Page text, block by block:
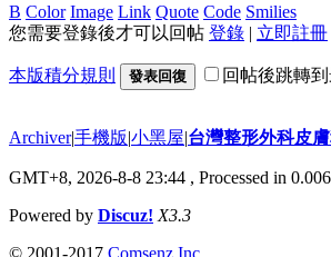
B Color Image Link Quote Code Smilies
您需要登錄後才可以回帖 登錄 | 立即註冊
本版積分規則 發表回復 回帖後跳轉
Archiver|手機版|小黑屋|台灣整形外科皮
GMT+8, 2026-8-8 23:44 , Processed in
Powered by Discuz! X3.3
© 2001-2017 Comsenz Inc.